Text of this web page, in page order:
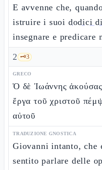
E avvenne che,
istruire i suoi dodici
insegnare e predicare
2 🗝️3
GRECO
Ὁ δὲ Ἰωάννης
ἔργα τοῦ χριστοῦ
αὐτοῦ
TRADUZIONE GNOSTICA
Giovanni intanto, che
sentito parlare delle